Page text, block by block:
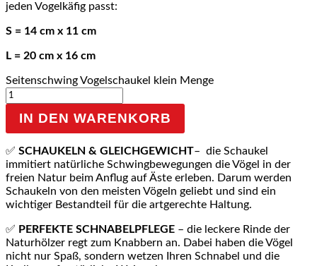
jeden Vogelkäfig passt:
S = 14 cm x 11 cm
L = 20 cm x 16 cm
Seitenschwing Vogelschaukel klein Menge
IN DEN WARENKORB
✅ SCHAUKELN & GLEICHGEWICHT– die Schaukel
immitiert natürliche Schwingbewegungen die Vögel in der
freien Natur beim Anflug auf Äste erleben. Darum werden
Schaukeln von den meisten Vögeln geliebt und sind ein
wichtiger Bestandteil für die artgerechte Haltung.
✅ PERFEKTE SCHNABELPFLEGE – die leckere Rinde der
Naturhölzer regt zum Knabbern an. Dabei haben die Vögel
nicht nur Spaß, sondern wetzen Ihren Schnabel und die